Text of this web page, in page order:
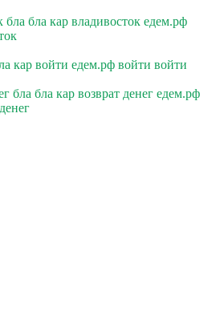
бла бла кар владивосток едем.рф
кар войти едем.рф войти войти
бла бла кар возврат денег едем.рф